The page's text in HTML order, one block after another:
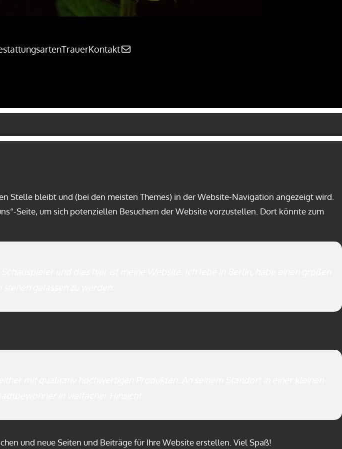
TrauerKontaktE-Mail
Stelle bleibt und (bei den meisten Themes) in der Website-Navigation angezeigt wird.
Seite, um sich potenziellen Besuchern der Website vorzustellen. Dort könnte zum
und neue Seiten und Beiträge für Ihre Website erstellen. Viel Spaß!